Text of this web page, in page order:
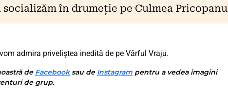
socializăm în drumeție pe Culmea
admira priveliștea inedită de pe Vârful Vraju.
de Facebooksau de Instagram pentru a vedea imagini
de grup.